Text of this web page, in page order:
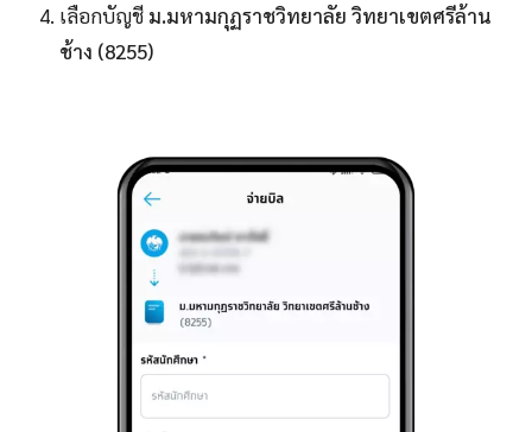
เลือกบัญชี ม.มหามกุฏราชวิทยาลัย วิทยาเขตศรีล้าน
ช้าง (8255)